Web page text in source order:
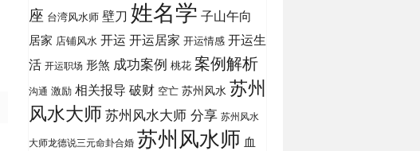
座 台湾风水师 壁刀 姓名学 子山午向
居家 店铺风水 开运 开运居家 开运情感 开运生
活 开运职场 形煞 成功案例 桃花 案例解析
沟通 激励 相关报导 破财 空亡 苏州风水 苏州
风水大师 苏州风水大师 分享 苏州风水
大师龙德说三元命卦合婚 苏州风水师 血